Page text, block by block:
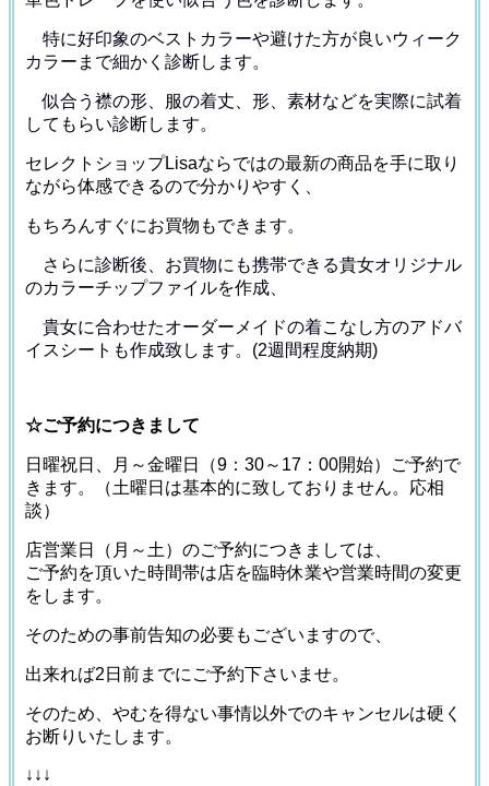
特に好印象のベストカラーや避けた方が良いウィーク
カラー まで細かく診断します。
似合う襟の形、服の着丈、形、素材などを実際に試着
してもらい診断します。
セレクトショップLisaならではの最新の商品を手に取り
ながら体感できるので分かりやすく、
もちろんすぐにお買物もできます。
さらに診断後、お買物にも携帯できる貴女オリジナル
のカラーチップファイルを作成、
貴女に合わせたオーダーメイドの着こなし方のアドバ
イス シートも作成致します。(2週間程度納期)
☆ご予約につきまして
日曜祝日、月～金曜日（9：30～17：00開始）ご予約で
きます。（土曜日は基本的に致しておりません。応相
談）
店営業日（月～土）のご予約につきましては、
ご予約を頂いた時間帯は店を臨時休業や営業時間の変更
をします。
そのための事前告知の必要もございますので、
出来れば2日前までにご予約下さいませ。
そのため、やむを得ない事情以外でのキャンセルは硬く
お断りいたします。
↓↓↓